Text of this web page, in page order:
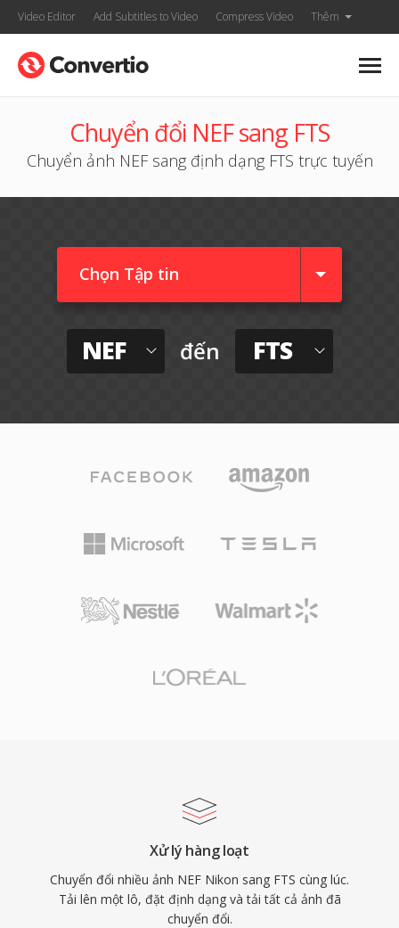
Video Editor Add Subtitles to Video Compress Video Thêm
Chuyển đổi NEF sang FTS
Chuyển ảnh NEF sang định dạng FTS trực tuyến
Chọn Tập tin
NEF đến FTS
Xử lý hàng loạt
Chuyển đổi nhiều ảnh NEF Nikon sang FTS cùng lúc.
Tải lên một lô, đặt định dạng và tải tất cả ảnh đã
chuyển đổi.